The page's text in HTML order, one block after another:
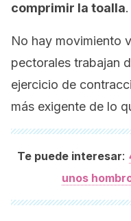
comprimir la toalla.
No hay movimiento
pectorales trabajan
ejercicio de
más exigente de lo
Te puede interesar:
unos